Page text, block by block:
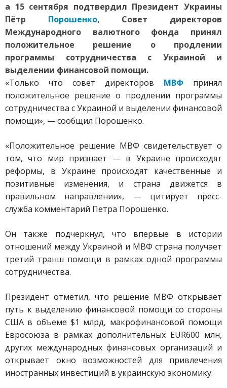
а 15 сентября подтвердил Президент Украины
Пётр Порошенко, Совет директоров
Международного валютного фонда принял
положительное решение о продлении
программы сотрудничества с Украиной и
выделении финансовой помощи.
«Только что совет директоров МВФ принял
положительное решение о продлении программы
сотрудничества с Украиной и выделении финансовой
помощи», — сообщил Порошенко.
«Положительное решение МВФ свидетельствует о
том, что мир признает — в Украине происходят
реформы, в Украине происходят качественные и
позитивные изменения, и страна движется в
правильном направлении», — цитирует пресс-
служба комментарий Петра Порошенко.
Он также подчеркнул, что впервые в истории
отношений между Украиной и МВФ страна получает
третий транш помощи в рамках одной программы
сотрудничества.
Президент отметил, что решение МВФ открывает
путь к выделению финансовой помощи со стороны
США в объеме $1 млрд, макрофинансовой помощи
Евросоюза в рамках дополнительных EUR600 млн,
других международных финансовых организаций и
открывает окно возможностей для привлечения
иностранных инвестиций в украинскую экономику.